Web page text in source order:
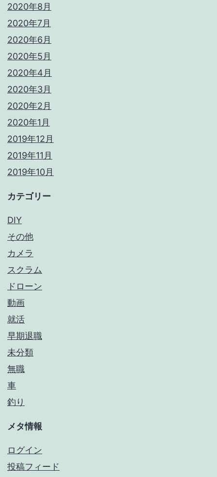
2020年8月
2020年7月
2020年6月
2020年5月
2020年4月
2020年3月
2020年2月
2020年1月
2019年12月
2019年11月
2019年10月
カテゴリー
DIY
その他
カメラ
スクラム
ドローン
動画
就活
早期退職
未分類
無職
車
釣り
メタ情報
ログイン
投稿フィード